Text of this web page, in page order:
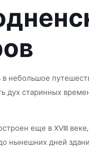
в небольшое
дух старинных
еще в XVIII
нынешних дней